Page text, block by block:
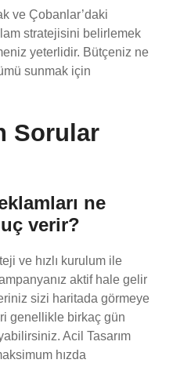
ve Çobanlar’daki
stratejisini belirlemek
yeterlidir. Bütçeniz ne
sunmak için
Sorular
ne
verir?
ve hızlı kurulum ile
aktif hale gelir
sizi haritada görmeye
genellikle birkaç gün
Acil Tasarım
hızda